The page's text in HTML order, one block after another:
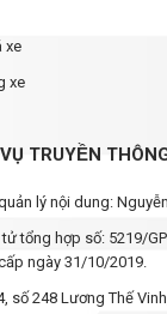
xe
xe
TRUYỀN
lý nội dung:
tổng hợp số: 5219/
ngày 31/10/2019.
số 248 Lương Thế